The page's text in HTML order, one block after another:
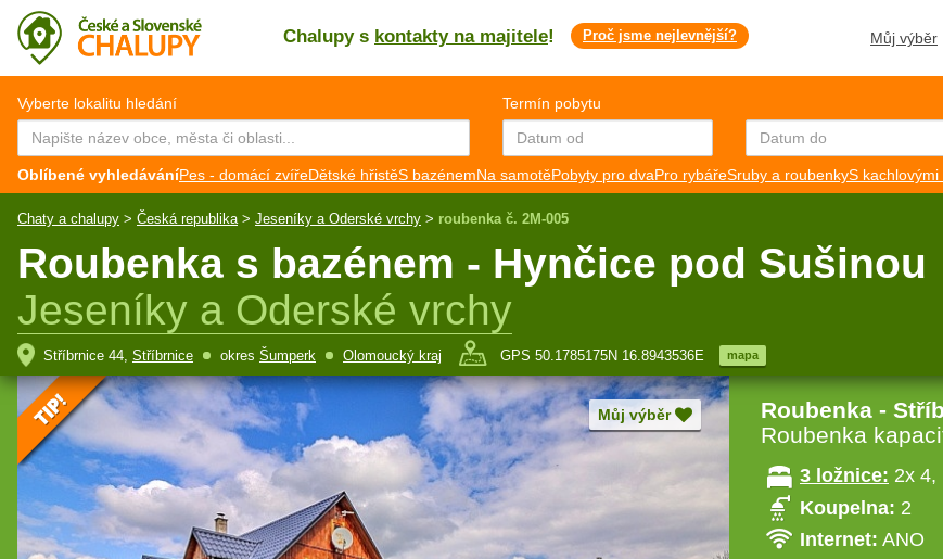
Chalupy s kontakty na majitele! Proč jsme nejlevnější? Můj výběr
CZ EN
Vyberte lokalitu hledání Termín pobytu
Oblíbené vyhledáváníPes - domácí zvířeDětské hřistěS bazénemNa samotěPobyty pro dvaPro rybářeSruby a roubenkyS kachlovými
Chaty a chalupy > Česká republika > Jeseníky a Oderské vrchy > roubenka č. 2M-005
Roubenka s bazénem - Hynčice pod Sušinou
Jeseníky a Oderské vrchy
Stříbrnice 44, Stříbrnice okres Šumperk Olomoucký kraj GPS 50.1785175N 16.8943536E mapa
Můj výběr
Roubenka -
Roubenka
3 ložnice: 2x 4,
Koupelna: 2
Internet: ANO